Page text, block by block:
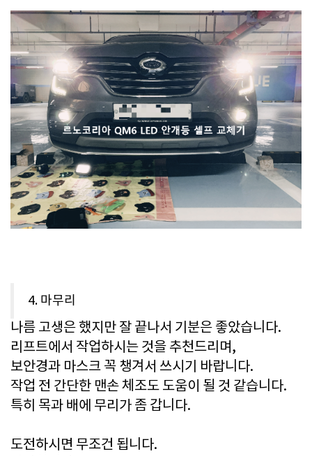
4. 마무리
나름 고생은 했지만 잘 끝나서 기분은 좋았습니다.
리프트에서 작업하시는 것을 추천드리며,
보안경과 마스크 꼭 챙겨서 쓰시기 바랍니다.
작업 전 간단한 맨손 체조도 도움이 될 것 같습니다.
특히 목과 배에 무리가 좀 갑니다.
도전하시면 무조건 됩니다.